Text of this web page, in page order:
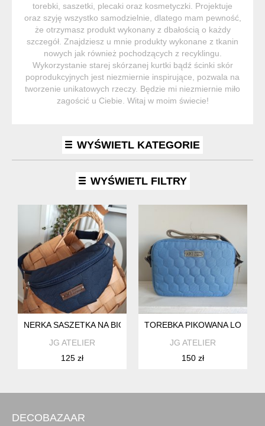
torebki, saszetki, plecaki oraz kosmetyczki. Projektuje
oraz szyję wszystko samodzielnie, dlatego mam pewność,
że otrzymasz produkt wykonany z dbałością o każdy
szczegół. Znajdziesz u mnie produkty wykonane z tkanin
nowych jak również pochodzących z recyklingu.
Wykorzystanie starej skórzanej kurtki bądź ścinki skór
poprodukcyjnych jest niezmiernie inspirujące, pozwala na
tworzenie unikatowych rzeczy. Będzie mi niezmiernie miło
zagościć u Ciebie. Witaj w moim świecie!
WYŚWIETL KATEGORIE
WYŚWIETL FILTRY
NERKA SASZETKA NA BIODRO CZARNA
JG ATELIER
125 zł
TOREBKA PIKOWANA LOLA
JG ATELIER
150 zł
DECOBAZAAR